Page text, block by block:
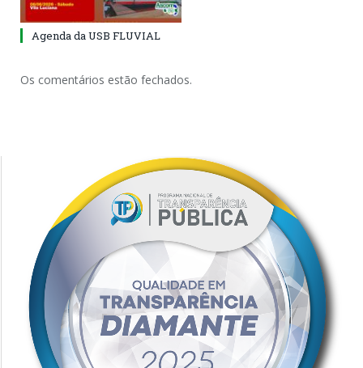
Agenda da USB FLUVIAL
Os comentários estão fechados.